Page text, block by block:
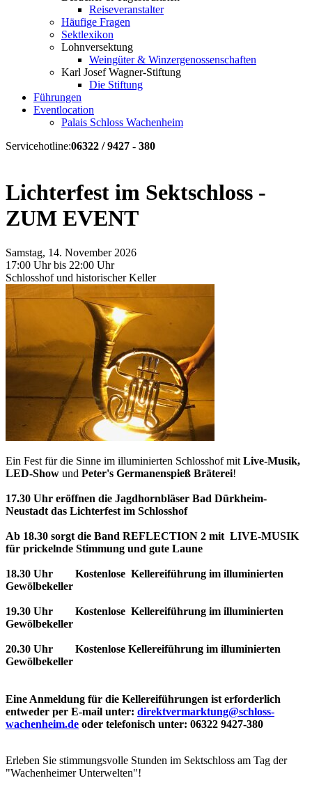
Reiseveranstalter
Häufige Fragen
Sektlexikon
Lohnversektung
Weingüter & Winzergenossenschaften
Karl Josef Wagner-Stiftung
Die Stiftung
Führungen
Eventlocation
Palais Schloss Wachenheim
Servicehotline:06322 / 9427 - 380
Lichterfest im Sektschloss -
ZUM EVENT
Samstag, 14. November 2026
17:00 Uhr bis 22:00 Uhr
Schlosshof und historischer Keller
Ein Fest für die Sinne im illuminierten Schlosshof mit Live-Musik,
LED-Show und Peter's Germanenspieß Bräterei!
17.30 Uhr eröffnen die Jagdhornbläser Bad Dürkheim-
Neustadt das Lichterfest im Schlosshof
Ab 18.30 sorgt die Band REFLECTION 2 mit LIVE-MUSIK
für prickelnde Stimmung und gute Laune
18.30 Uhr Kostenlose Kellereiführung im illuminierten
Gewölbekeller
19.30 Uhr Kostenlose Kellereiführung im illuminierten
Gewölbekeller
20.30 Uhr Kostenlose Kellereiführung im illuminierten
Gewölbekeller
Eine Anmeldung für die Kellereiführungen ist erforderlich
entweder per E-mail unter: direktvermarktung@schloss-
wachenheim.de oder telefonisch unter: 06322 9427-380
Erleben Sie stimmungsvolle Stunden im Sektschloss am Tag der
"Wachenheimer Unterwelten"!